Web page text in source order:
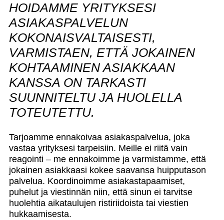
HOIDAMME YRITYKSESI
ASIAKASPALVELUN
KOKONAISVALTAISESTI,
VARMISTAEN, ETTÄ JOKAINEN
KOHTAAMINEN ASIAKKAAN
KANSSA ON TARKASTI
SUUNNITELTU JA HUOLELLA
TOTEUTETTU.
Tarjoamme ennakoivaa asiakaspalvelua, joka
vastaa yrityksesi tarpeisiin. Meille ei riitä vain
reagointi – me ennakoimme ja varmistamme, että
jokainen asiakkaasi kokee saavansa huipputason
palvelua. Koordinoimme asiakastapaamiset,
puhelut ja viestinnän niin, että sinun ei tarvitse
huolehtia aikataulujen ristiriidoista tai viestien
hukkaamisesta.